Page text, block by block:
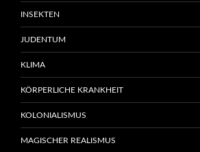
INSEKTEN
JUDENTUM
KLIMA
KÖRPERLICHE KRANKHEIT
KOLONIALISMUS
MAGISCHER REALISMUS